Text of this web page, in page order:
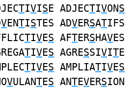
TIVISE ADJECTIVONS
VENTISTES ADVERSATIFS
TIVES AFTERSHAVES
TIVES AGRESSIVITE
TIVES AMPLIATIVES
VULANTES ANTEVERSION